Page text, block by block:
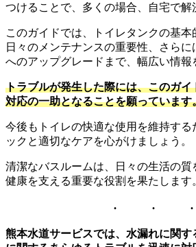
つけることで、多くの場合、自宅で解
このガイドでは、トイレタンクの基本
日々のメンテナンスの重要性、さら
へのアップグレードまで、幅広い情報
トラブルが発生した際には、このガ
対応の一助となることを願っています
今後もトイレの快適な使用を維持する
ックと適切なケアを心がけましょう。
清潔なバスルームは、日々の生活の
健康を支える重要な役割を果たします
熊本水道サービスでは、水漏れに関